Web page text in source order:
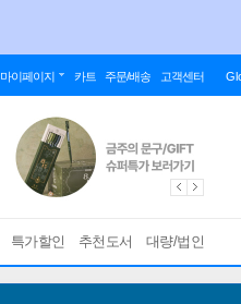
마이페이지 카트 주문/배송 고객센터
특가할인 추천도서 대량/법인